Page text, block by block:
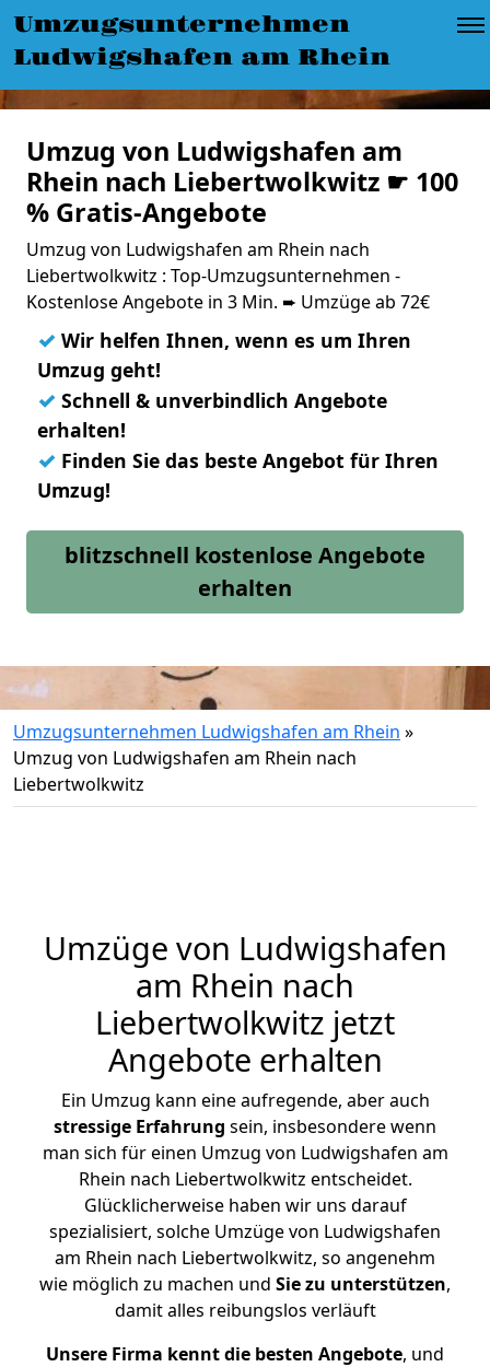
Umzugsunternehmen
Ludwigshafen am Rhein
Umzug von Ludwigshafen am
Rhein nach Liebertwolkwitz ☛ 100
% Gratis-Angebote
Umzug von Ludwigshafen am Rhein nach
Liebertwolkwitz : Top-Umzugsunternehmen -
Kostenlose Angebote in 3 Min. ➨ Umzüge ab 72€
✓ Wir helfen Ihnen, wenn es um Ihren
Umzug geht!
✓ Schnell & unverbindlich Angebote
erhalten!
✓ Finden Sie das beste Angebot für Ihren
Umzug!
blitzschnell kostenlose Angebote
erhalten
Umzugsunternehmen Ludwigshafen am Rhein »
Umzug von Ludwigshafen am Rhein nach
Liebertwolkwitz
Umzüge von Ludwigshafen
am Rhein nach
Liebertwolkwitz jetzt
Angebote erhalten
Ein Umzug kann eine aufregende, aber auch
stressige Erfahrung sein, insbesondere wenn
man sich für einen Umzug von Ludwigshafen am
Rhein nach Liebertwolkwitz entscheidet.
Glücklicherweise haben wir uns darauf
spezialisiert, solche Umzüge von Ludwigshafen
am Rhein nach Liebertwolkwitz, so angenehm
wie möglich zu machen und Sie zu unterstützen,
damit alles reibungslos verläuft
Unsere Firma kennt die besten Angebote, und